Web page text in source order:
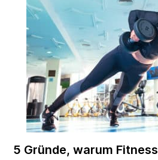
5 Gründe, warum